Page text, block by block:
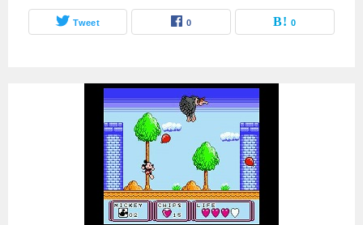
Tweet 0 0